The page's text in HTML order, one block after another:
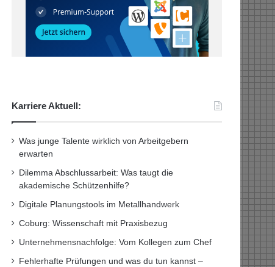
Karriere Aktuell:
Was junge Talente wirklich von Arbeitgebern
erwarten
Dilemma Abschlussarbeit: Was taugt die
akademische Schützenhilfe?
Digitale Planungstools im Metallhandwerk
Coburg: Wissenschaft mit Praxisbezug
Unternehmensnachfolge: Vom Kollegen zum Chef
Fehlerhafte Prüfungen und was du tun kannst –